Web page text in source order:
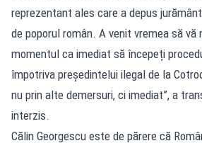
reprezentant ales care a depus
de poporul român. A venit vremea să vă
momentul ca imediat să începeți
împotriva președintelui ilegal de la
nu prin alte demersuri, ci imediat”, a
interzis.
Călin Georgescu este de părere că